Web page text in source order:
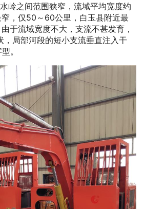
岭之间范围狭窄，流域平均宽度约
，仅50～60公里，白玉县附近最
于流域宽度不大，支流不甚发育，
，局部河段的短小支流垂直注入干
。